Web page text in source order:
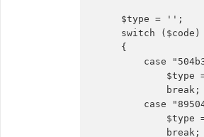
    $type = '';
switch ($code)
    {
case
$type
            break;
case
$type
            break;